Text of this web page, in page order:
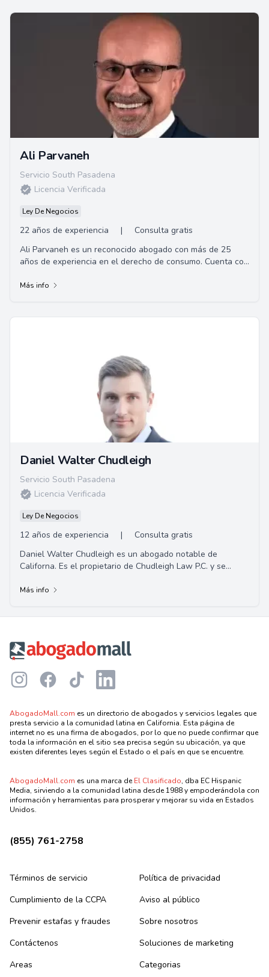
Ali Parvaneh
Servicio South Pasadena
Licencia Verificada
Ley De Negocios
22 años de experiencia |
Consulta gratis
Ali Parvaneh es un reconocido abogado con más de 25
años de experiencia en el derecho de consumo. Cuenta con
Más info
Daniel Walter Chudleigh
Servicio South Pasadena
Licencia Verificada
Ley De Negocios
12 años de experiencia |
Consulta gratis
Daniel Walter Chudleigh es un abogado notable de
Californa. Es el propietario de Chudleigh Law P.C. y se
Más info
InstagramFacebookTikTok LinkedIn
AbogadoMall.com es un directorio de abogados y servicios legales que
presta servicio a la comunidad latina en California. Esta página de
internet no es una firma de abogados, por lo que no puede confirmar que
toda la información en el sitio sea precisa según su ubicación, ya que
existen diferentes leyes según el Estado o el país en que se encuentre.
AbogadoMall.com es una marca deEl Clasificado, dba EC Hispanic
Media, sirviendo a la comunidad latina desde 1988 y empoderándola con
información y herramientas para prosperar y mejorar su vida en Estados
Unidos.
(855) 761-2758
Términos de servicio
Política de privacidad
Cumplimiento de la CCPA
Aviso al público
Prevenir estafas y fraudes
Sobre nosotros
Contáctenos
Soluciones de marketing
Areas
Categorias